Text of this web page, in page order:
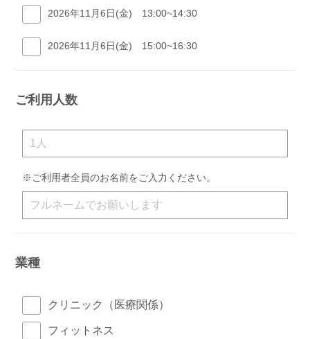
2026年11月6日(金) 13:00~14:30
2026年11月6日(金) 15:00~16:30
ご利用人数
※ご利用者全員のお名前をご入力ください。
業種
クリニック（医療関係）
フィットネス